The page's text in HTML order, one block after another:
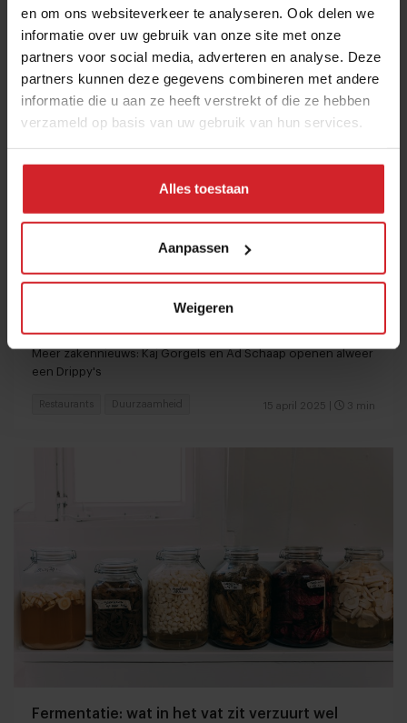
en om ons websiteverkeer te analyseren. Ook delen we
informatie over uw gebruik van onze site met onze
partners voor social media, adverteren en analyse. Deze
partners kunnen deze gegevens combineren met andere
informatie die u aan ze heeft verstrekt of die ze hebben
verzameld op basis van uw gebruik van hun services.
Alles toestaan
Aanpassen
Weigeren
Meer zakennieuws: Kaj Gorgels en Ad Schaap openen alweer
een Drippy's
15 april 2025 3 min
Restaurants Duurzaamheid
Fermentatie: wat in het vat zit verzuurt wel